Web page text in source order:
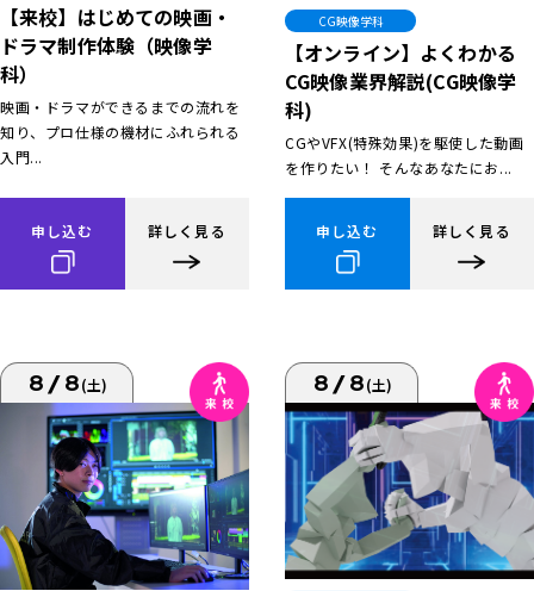
【来校】はじめての映画・
ドラマ制作体験（映像学
科）
映画・ドラマができるまでの流れを
知り、プロ仕様の機材にふれられる
入門...
申し込む 詳しく見る
CG映像学科
【オンライン】よくわかる
CG映像業界解説(CG映像学
科)
CGやVFX(特殊効果)を駆使した動画
を作りたい！ そんなあなたにお...
申し込む 詳しく見る
8/8(土) 8/8(土)